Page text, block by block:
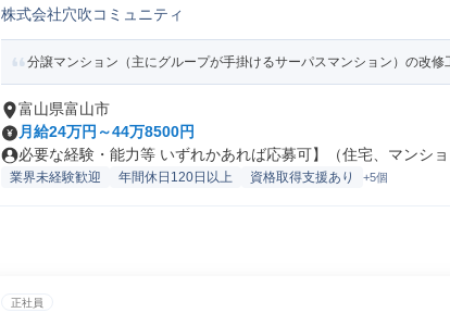
動産プロパティマネージャー
株式会社穴吹コミュニティ
分譲マンション（主にグループが手掛けるサーパスマンション）の改
富山県富山市
月給24万円～44万8500円
必要な経験・能力等 いずれかあれば応募可】（住宅、マンショ
業界未経験歓迎 年間休日120日以上 資格取得支援あり +5個
正社員